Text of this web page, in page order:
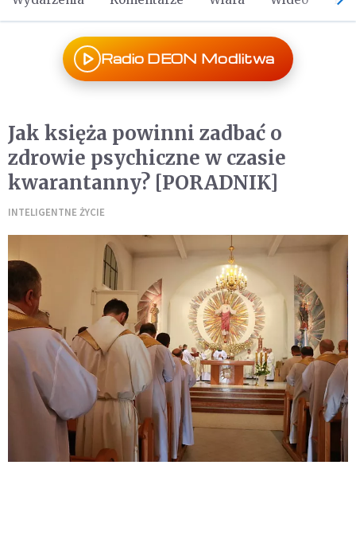
Radio DEON Modlitwa
Jak księża powinni zadbać o
zdrowie psychiczne w czasie
kwarantanny? [PORADNIK]
INTELIGENTNE ŻYCIE